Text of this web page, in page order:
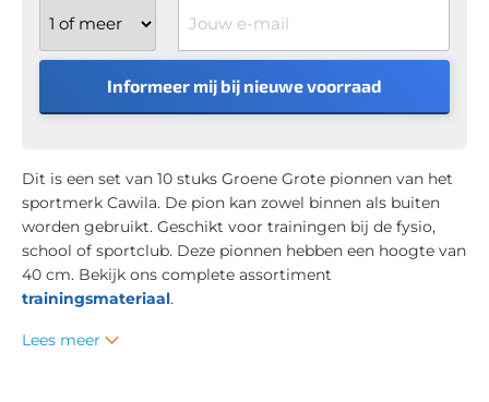
Informeer mij bij nieuwe voorraad
Dit is een set van 10 stuks Groene Grote pionnen van het
sportmerk Cawila. De pion kan zowel binnen als buiten
worden gebruikt. Geschikt voor trainingen bij de fysio,
school of sportclub. Deze pionnen hebben een hoogte van
40 cm. Bekijk ons complete assortiment
trainingsmateriaal.
Lees meer